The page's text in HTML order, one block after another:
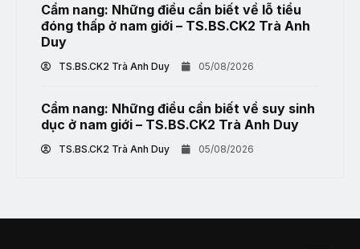
Cẩm nang: Những điều cần biết về lỗ tiểu
đóng thấp ở nam giới – TS.BS.CK2 Trà Anh
Duy
TS.BS.CK2 Trà Anh Duy 05/08/2026
Cẩm nang: Những điều cần biết về suy sinh
dục ở nam giới – TS.BS.CK2 Trà Anh Duy
TS.BS.CK2 Trà Anh Duy 05/08/2026